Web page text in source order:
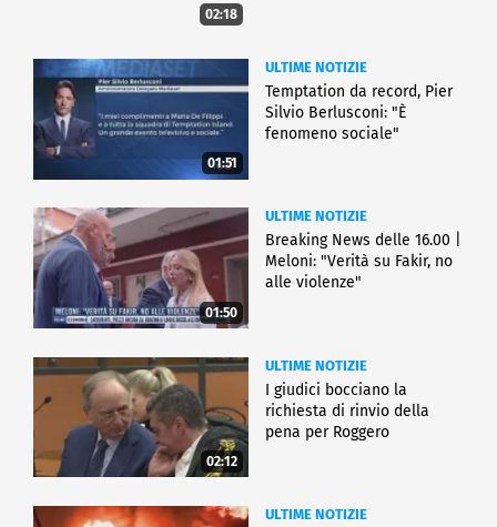
02:18
01:51
ULTIME NOTIZIE
Temptation da record, Pier
Silvio Berlusconi: "È
fenomeno sociale"
01:50
ULTIME NOTIZIE
Breaking News delle 16.00 |
Meloni: "Verità su Fakir, no
alle violenze"
02:12
ULTIME NOTIZIE
I giudici bocciano la
richiesta di rinvio della
pena per Roggero
ULTIME NOTIZIE